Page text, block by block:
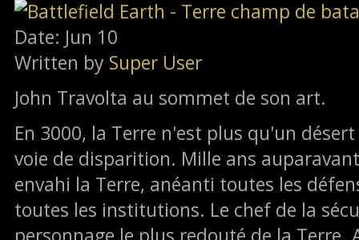
Date: Jun 10
Written by Super User
John Travolta au sommet de son art.
En 3000, la Terre n'est plus qu'un
voie de disparition. Mille ans
envahi la Terre, anéanti toutes les
toutes les institutions. Le chef de la